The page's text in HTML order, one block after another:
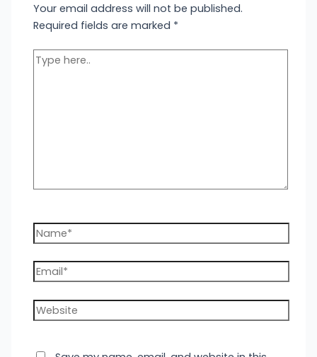
Your email address will not be published.
Required fields are marked *
Type
Name*
Email*
Website